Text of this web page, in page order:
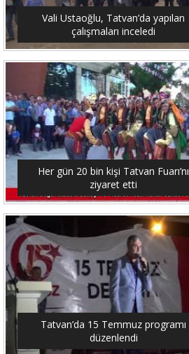
Vali Ustaoğlu, Tatvan’da yapılan
çalışmaları inceledi
Her gün 20 bin kişi Tatvan Fuarı’nı
ziyaret etti
Tatvan’da 15 Temmuz programı
düzenlendi